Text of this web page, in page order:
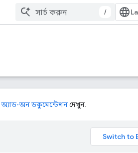
/
অ্যাড-অন ডকুমেন্টেশনদেখুন.